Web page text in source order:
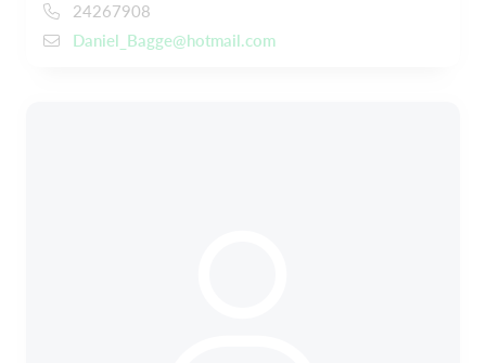
24267908
Daniel_Bagge@hotmail.com